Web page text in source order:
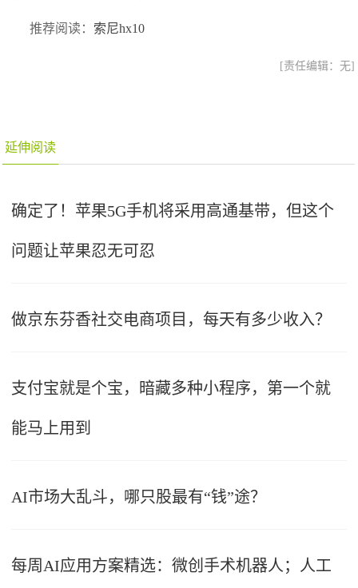
推荐阅读： 索尼hx10
[责任编辑：无]
延伸阅读
确定了！苹果5G手机将采用高通基带，但这个
问题让苹果忍无可忍
做京东芬香社交电商项目，每天有多少收入？
支付宝就是个宝，暗藏多种小程序，第一个就
能马上用到
AI市场大乱斗，哪只股最有“钱”途？
每周AI应用方案精选：微创手术机器人；人工